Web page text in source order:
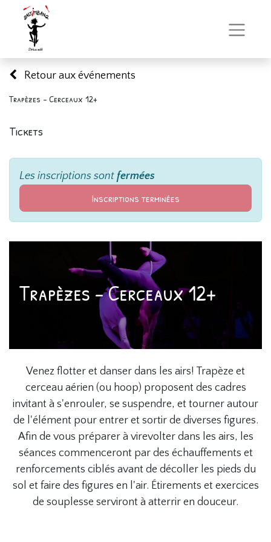
Retour aux événements
Trapèzes - Cerceaux 12+
Tickets
Les inscriptions sont fermées
Inscriptions terminées
Trapèzes - Cerceaux 12+
Venez flotter et danser dans les airs! Trapèze et
cerceau aérien (ou hoop) proposent des cadres
invitant à s'enrouler, se suspendre, et tourner autour
de l'élément pour entrer et sortir de diverses figures.
Afin de vous préparer à virevolter dans les airs, les
séances commenceront par des échauffements et
renforcements ciblés avant de décoller les pieds du
sol et faire des figures en l'air. Étirements et exercices
de souplesse serviront à atterrir en douceur.